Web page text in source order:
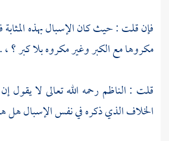
فإن قلت : حيث كان الإسبال بهذه المثابة
مكروها مع الكبر وغير مكروه بلا كبر ؟ ، .
قلت :الناظمرحمه الله تعالى لا يقول
الخلاف الذي ذكره في نفس الإسبال هل